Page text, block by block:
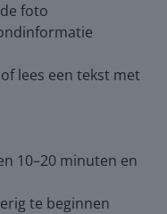
foto
lees een tekst met
10–20 minuten en
te beginnen